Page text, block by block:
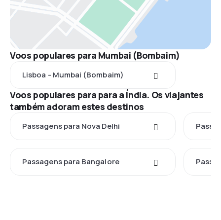
Voos populares para Mumbai (Bombaim)
Lisboa - Mumbai (Bombaim)
Voos populares para para a Índia. Os viajantes
também adoram estes destinos
Passagens para Nova Delhi
Passagens para Bangalore